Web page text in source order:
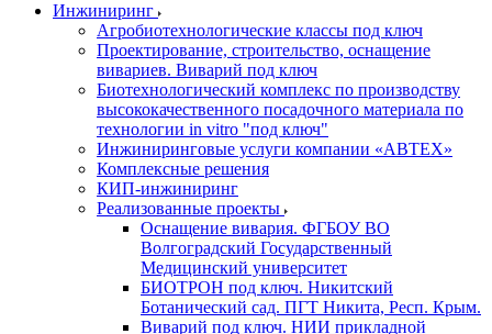
Инжиниринг
Агробиотехнологические классы под ключ
Проектирование, строительство, оснащение
вивариев. Виварий под ключ
Биотехнологический комплекс по производству
высококачественного посадочного материала по
технологии in vitro "под ключ"
Инжиниринговые услуги компании «АВТЕХ»
Комплексные решения
КИП-инжиниринг
Реализованные проекты
Оснащение вивария. ФГБОУ ВО
Волгоградский Государственный
Медицинский университет
БИОТРОН под ключ. Никитский
Ботанический сад. ПГТ Никита, Респ. Крым.
Виварий под ключ. НИИ прикладной